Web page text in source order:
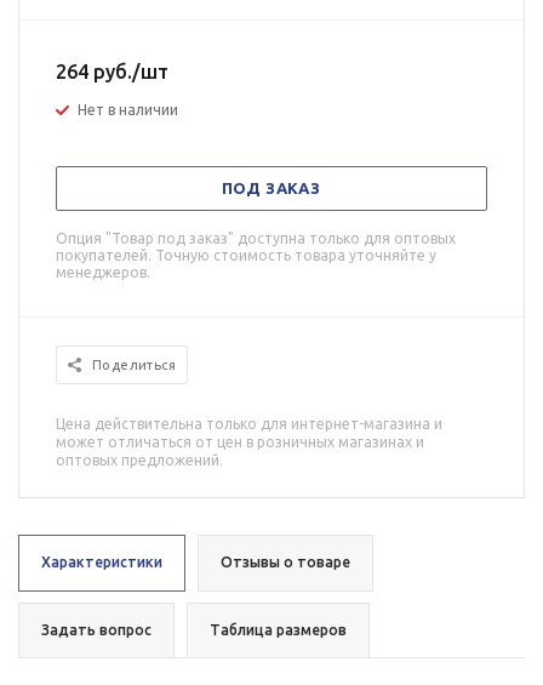
264 руб./шт
Нет в наличии
ПОД ЗАКАЗ
Опция "Товар под заказ" доступна только для оптовых
покупателей. Точную стоимость товара уточняйте у
менеджеров.
Поделиться
Цена действительна только для интернет-магазина и
может отличаться от цен в розничных магазинах и
оптовых предложений.
Характеристики Отзывы о товаре
Задать вопрос Таблица размеров